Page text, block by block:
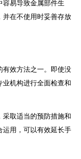
易导致金属部件生
并在不使用时妥善存放
效方法之一。即使没
机构进行全面检查和
取适当的预防措施和
运用，可以有效延长手